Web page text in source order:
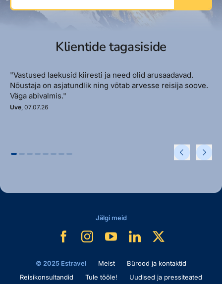
Klientide tagasiside
"Vastused laekusid kiiresti ja need olid arusaadavad.
Nõustaja on asjatundlik ning võtab arvesse reisija soove.
Väga abivalmis."
Uve, 07.07.26
© 2025 Estravel Meist
Bürood ja kontaktid
Reisikonsultandid
Tule tööle! Uudised ja pressiteated
Jälgi meid